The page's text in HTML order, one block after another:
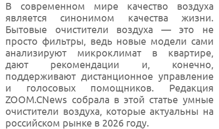
В современном мире качество воздуха
является синонимом качества жизни.
Бытовые очистители воздуха — это не
просто фильтры, ведь новые модели сами
анализируют микроклимат в квартире,
дают рекомендации и, конечно,
поддерживают дистанционное управление
и голосовых помощников. Редакция
ZOOM.CNews собрала в этой статье умные
очистители воздуха, которые актуальны на
российском рынке в 2026 году.